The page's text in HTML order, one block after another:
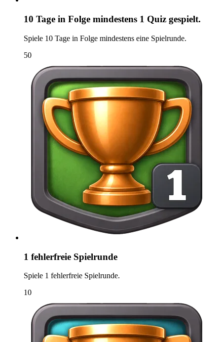
10 Tage in Folge mindestens 1 Quiz gespielt.
Spiele 10 Tage in Folge mindestens eine Spielrunde.
50
1 fehlerfreie Spielrunde
Spiele 1 fehlerfreie Spielrunde.
10